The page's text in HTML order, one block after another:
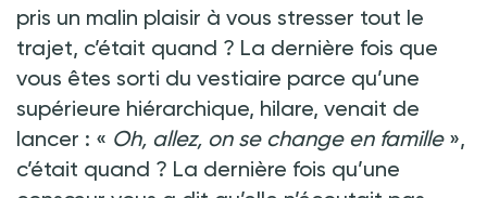
pris un malin plaisir à vous stresser tout le
trajet, c’était quand ? La dernière fois que
vous êtes sorti du vestiaire parce qu’une
supérieure hiérarchique, hilare, venait de
lancer : « Oh, allez, on se change en famille »,
c’était quand ? La dernière fois qu’une